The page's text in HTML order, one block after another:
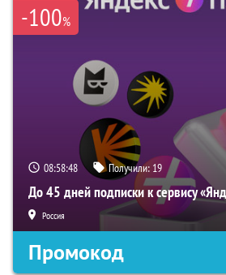
-100%
08:58:47 Получили: 19
До 45 дней подписки к сервису
Россия
Промокод